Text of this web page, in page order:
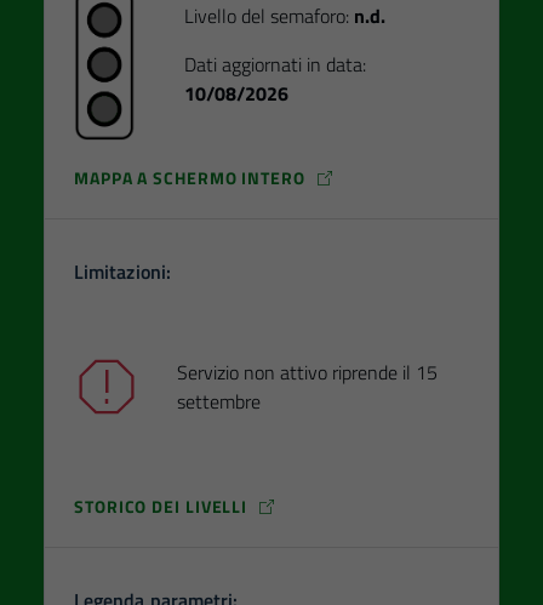
Livello del semaforo: n.d.
Dati aggiornati in data:
10/08/2026
MAPPA A SCHERMO INTERO
Limitazioni:
Servizio non attivo riprende il 15
settembre
STORICO DEI LIVELLI